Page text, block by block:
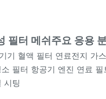
필터 메쉬주요 응용
기 혈액 필터 연료전지 가
필터 항공기 엔진 연료 필
시팅